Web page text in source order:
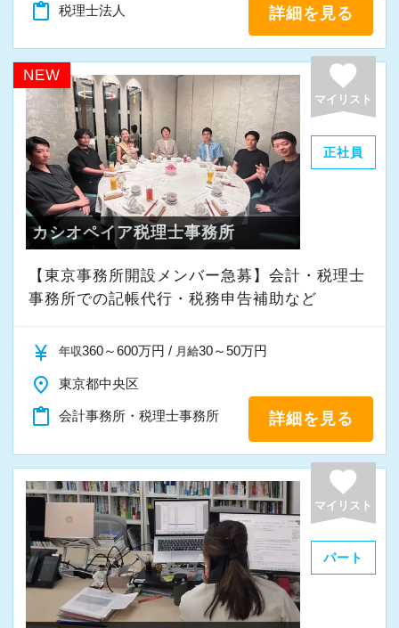
content_paste 税理士法人 詳細を見る
NEW favorite
マイリスト
正社員
カシオペイア税理士事務所
【東京事務所開設メンバー急募】会計・税理士
事務所での記帳代行・税務申告補助など
currency_yen 年収360～600万円 / 月給30～50万円
place 東京都中央区
content_paste 会計事務所・税理士事務所 詳細を見る
favorite
マイリスト
パート